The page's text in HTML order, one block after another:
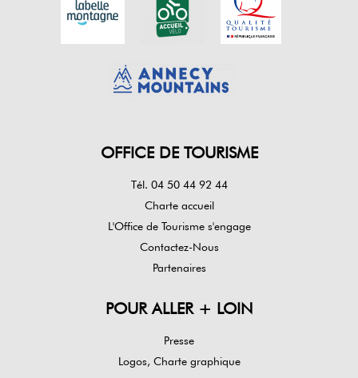
OFFICE DE TOURISME
Tél. 04 50 44 92 44
Charte accueil
L'Office de Tourisme s'engage
Contactez-Nous
Partenaires
POUR ALLER + LOIN
Presse
Logos, Charte graphique